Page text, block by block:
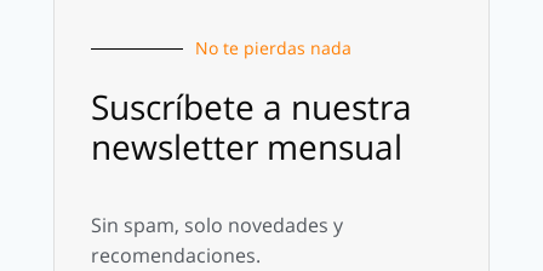
No te pierdas nada
Suscríbete a nuestra
newsletter mensual
Sin spam, solo novedades y
recomendaciones.